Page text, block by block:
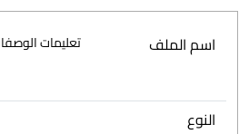
اسم الملف
تعليمات
النوع